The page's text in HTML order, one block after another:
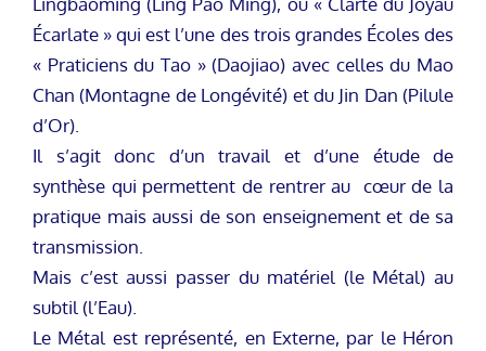
Écarlate » qui est l’une des trois grandes Écoles des
« Praticiens du Tao » (Daojiao) avec celles du Mao
Chan (Montagne de Longévité) et du Jin Dan (Pilule
d’Or).
Il s’agit donc d’un travail et d’une étude de
synthèse qui permettent de rentrer au cœur de la
pratique mais aussi de son enseignement et de sa
transmission.
Mais c’est aussi passer du matériel (le Métal) au
subtil (l’Eau).
Le Métal est représenté, en Externe, par le Héron